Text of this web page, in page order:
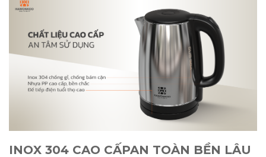
INOX 304 CAO CẤPAN TOÀN BỀN LÂU